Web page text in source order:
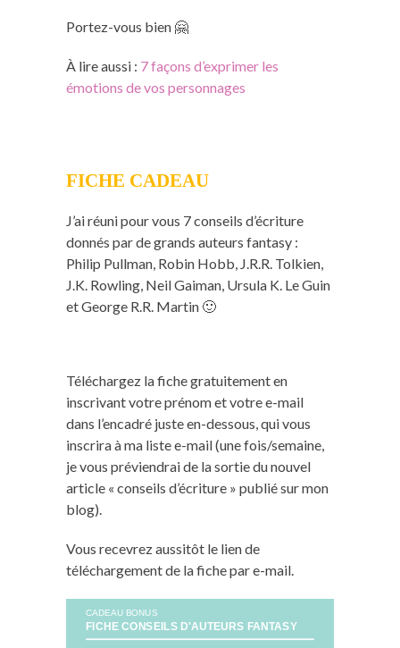
Portez-vous bien 🤗
À lire aussi : 7 façons d’exprimer les
émotions de vos personnages
FICHE CADEAU
J’ai réuni pour vous 7 conseils d’écriture
donnés par de grands auteurs fantasy :
Philip Pullman, Robin Hobb, J.R.R. Tolkien,
J.K. Rowling, Neil Gaiman, Ursula K. Le Guin
et George R.R. Martin 🙂
Téléchargez la fiche gratuitement en
inscrivant votre prénom et votre e-mail
dans l’encadré juste en-dessous, qui vous
inscrira à ma liste e-mail (une fois/semaine,
je vous préviendrai de la sortie du nouvel
article « conseils d’écriture » publié sur mon
blog).
Vous recevrez aussitôt le lien de
téléchargement de la fiche par e-mail.
CADEAU BONUS
FICHE CONSEILS D'AUTEURS FANTASY